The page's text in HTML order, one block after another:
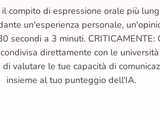
compito di espressione orale più
un'esperienza personale,
secondi a 3 minuti. CRITICAMENTE:
direttamente con le
valutare le tue capacità di
insieme al tuo punteggio dell'IA.